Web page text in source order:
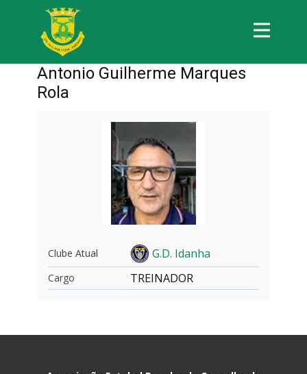
Antonio Guilherme Marques
Rola
Clube Atual G.D. Idanha
Cargo TREINADOR